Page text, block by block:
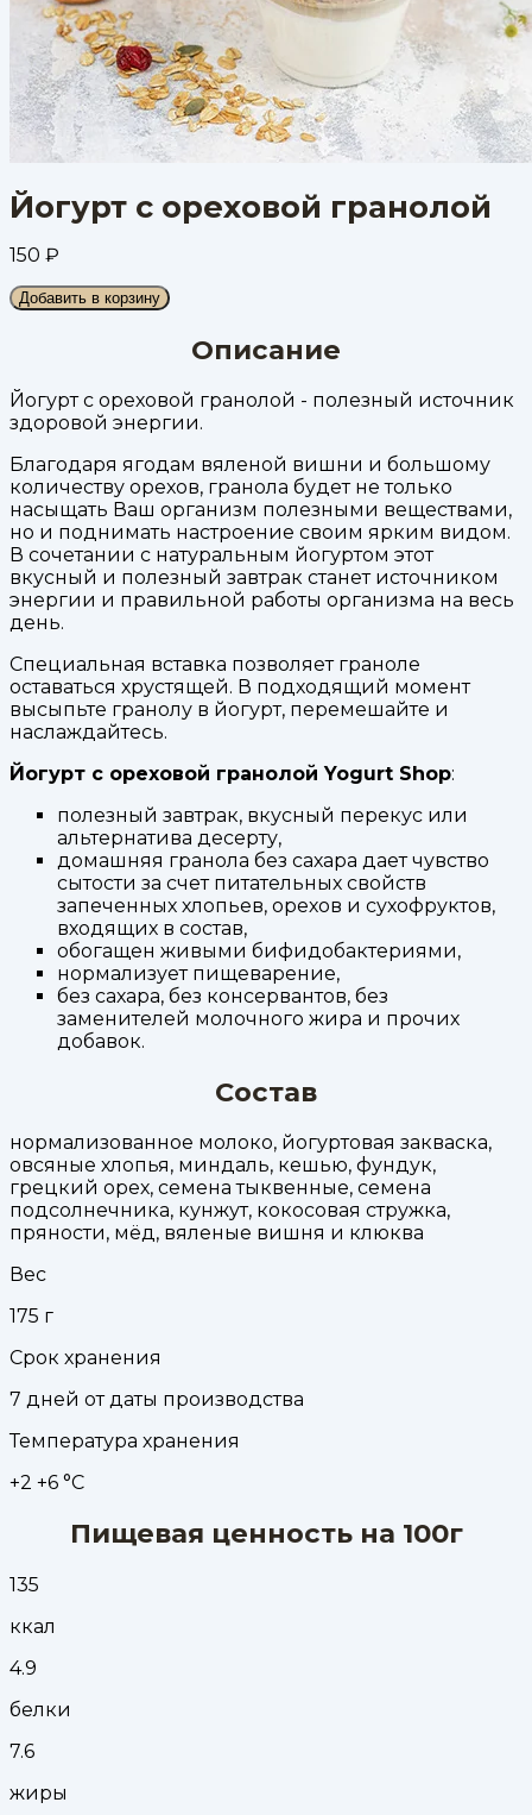
Йогурт с ореховой гранолой
150 ₽
Добавить в корзину
Описание
Йогурт с ореховой гранолой - полезный источник
здоровой энергии.
Благодаря ягодам вяленой вишни и большому
количеству орехов, гранола будет не только
насыщать Ваш организм полезными веществами,
но и поднимать настроение своим ярким видом.
В сочетании с натуральным йогуртом этот
вкусный и полезный завтрак станет источником
энергии и правильной работы организма на весь
день.
Специальная вставка позволяет граноле
оставаться хрустящей. В подходящий момент
высыпьте гранолу в йогурт, перемешайте и
наслаждайтесь.
Йогурт с ореховой гранолой Yogurt Shop:
полезный завтрак, вкусный перекус или
альтернатива десерту,
домашняя гранола без сахара дает чувство
сытости за счет питательных свойств
запеченных хлопьев, орехов и сухофруктов,
входящих в состав,
обогащен живыми бифидобактериями,
нормализует пищеварение,
без сахара, без консервантов, без
заменителей молочного жира и прочих
добавок.
Состав
нормализованное молоко, йогуртовая закваска,
овсяные хлопья, миндаль, кешью, фундук,
грецкий орех, семена тыквенные, семена
подсолнечника, кунжут, кокосовая стружка,
пряности, мёд, вяленые вишня и клюква
Вес
175 г
Срок хранения
7 дней от даты производства
Температура хранения
+2 +6 °С
Пищевая ценность на 100г
135
ккал
4.9
белки
7.6
жиры